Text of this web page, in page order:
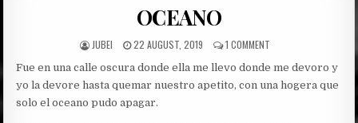
OCEANO
AUTHOR:
JUBEI
PUBLISHED
22 AUGUST, 2019 1 COMMENT
Fue en una calle oscura donde ella me llevo donde me devoro y
yo la devore hasta quemar nuestro apetito, con una hogera que
solo el oceano pudo apagar.